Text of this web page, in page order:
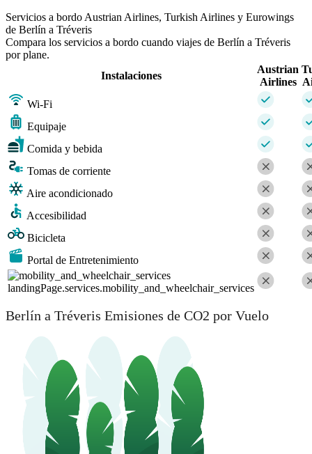
Servicios a bordo Austrian Airlines, Turkish Airlines y Eurowings
de Berlín a Tréveris
Compara los servicios a bordo cuando viajes de Berlín a Tréveris
por plane.
Instalaciones
Austrian
Airlines
Wi-Fi
Equipaje
Comida y bebida
Tomas de corriente
Aire acondicionado
Accesibilidad
Bicicleta
Portal de Entretenimiento
landingPage.services.mobility_and_wheelchair_services
Berlín a Tréveris Emisiones de CO2 por Vuelo